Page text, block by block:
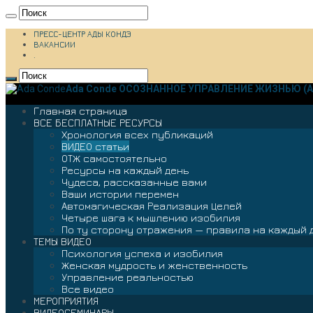
ПРЕСС-ЦЕНТР АДЫ КОНДЭ
ВАКАНСИИ
.
Ada Conde ОСОЗНАННОЕ УПРАВЛЕНИЕ ЖИЗНЬЮ
Главная страница
ВСЕ БЕСПЛАТНЫЕ РЕСУРСЫ
Хронология всех публикаций
ВИДЕО статьи
ОТЖ самостоятельно
Ресурсы на каждый день
Чудеса, рассказанные вами
Ваши истории перемен
Автомагическая Реализация Целей
Четыре шага к мышлению изобилия
По ту сторону отражения — правила на каждый
ТЕМЫ ВИДЕО
Психология успеха и изобилия
Женская мудрость и женственность
Управление реальностью
Все видео
МЕРОПРИЯТИЯ